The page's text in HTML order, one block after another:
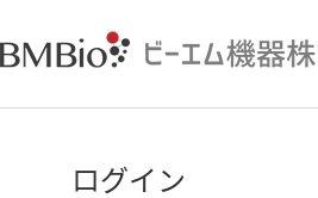
ログイン